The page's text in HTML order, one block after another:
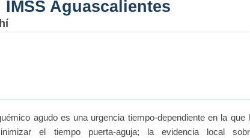
Aguascalientes
agudo es una urgencia tiempo-dependiente en la que
el tiempo puerta-aguja; la evidencia local